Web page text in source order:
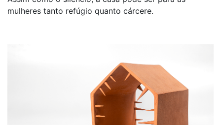
mulheres tanto refúgio quanto cárcere.